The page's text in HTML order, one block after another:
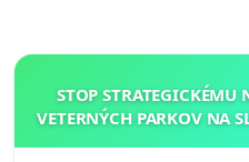
STOP STRATEGICKÉMU
VETERNÝCH PARKOV NA